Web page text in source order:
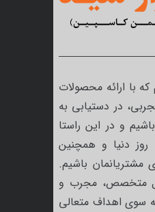
که با ارائه محصولات
در دستیابی به
و در این راستا
روز دنیا و همچنین
مشتریانمان باشیم.
متخصص، مجرب و
سوی اهداف متعالی